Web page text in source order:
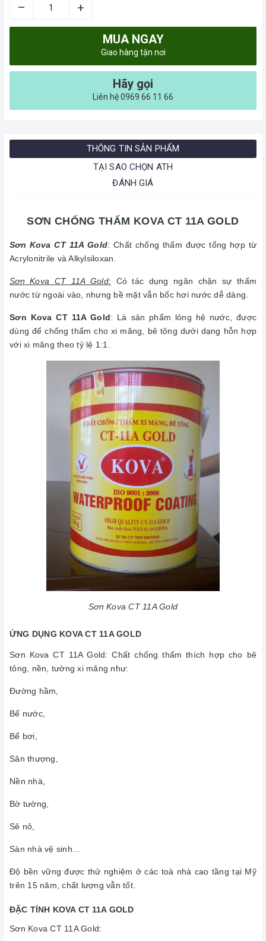
– +
MUA NGAY
Giao hàng tận nơi
Hãy gọi
Liên hệ 0969 66 11 66
THÔNG TIN SẢN PHẨM
TẠI SAO CHỌN ATH
ĐÁNH GIÁ
SƠN CHỐNG THẤM KOVA CT 11A GOLD
Sơn Kova CT 11A Gold: Chất chống thấm được tổng hợp từ
Acrylonitrile và Alkylsiloxan.
Sơn Kova CT 11A Gold: Có tác dụng ngăn chặn sự thấm
nước từ ngoài vào, nhưng bề mặt vẫn bốc hơi nước dễ dàng.
Sơn Kova CT 11A Gold: Là sản phẩm lỏng hệ nước, được
dùng để chống thấm cho xi măng, bê tông dưới dạng hỗn hợp
với xi măng theo tỷ lệ 1:1.
Sơn Kova CT 11A Gold
ỨNG DỤNG KOVA CT 11A GOLD
Sơn Kova CT 11A Gold: Chất chống thấm thích hợp cho bê
tông, nền, tường xi măng như:
Đường hầm,
Bể nước,
Bể bơi,
Sân thượng,
Nền nhà,
Bờ tường,
Sê nô,
Sàn nhà vệ sinh…
Độ bền vững được thử nghiệm ở các toà nhà cao tầng tại Mỹ
trên 15 năm, chất lượng vẫn tốt.
ĐẶC TÍNH KOVA CT 11A GOLD
Sơn Kova CT 11A Gold: